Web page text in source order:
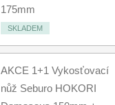
175mm
SKLADEM
AKCE 1+1 Vykosťovací
nůž Seburo HOKORI